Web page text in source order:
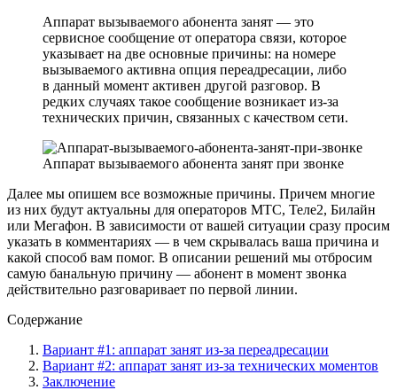
Аппарат вызываемого абонента занят — это
сервисное сообщение от оператора связи, которое
указывает на две основные причины: на номере
вызываемого активна опция переадресации, либо
в данный момент активен другой разговор. В
редких случаях такое сообщение возникает из-за
технических причин, связанных с качеством сети.
Аппарат вызываемого абонента занят при звонке
Далее мы опишем все возможные причины. Причем многие
из них будут актуальны для операторов МТС, Теле2, Билайн
или Мегафон. В зависимости от вашей ситуации сразу просим
указать в комментариях — в чем скрывалась ваша причина и
какой способ вам помог. В описании решений мы отбросим
самую банальную причину — абонент в момент звонка
действительно разговаривает по первой линии.
Содержание
Вариант #1: аппарат занят из-за переадресации
Вариант #2: аппарат занят из-за технических моментов
Заключение